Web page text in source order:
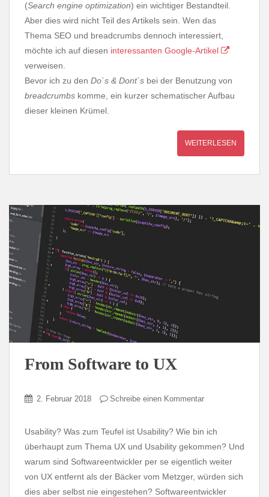
(Search engine optimization) ein wichtiger Bestandteil.
Aber dies wird nicht Teil des Artikels sein. Wen das
Thema SEO und breadcrumbs dennoch interessiert,
möchte ich auf diesen interessanten Google-Artikel
verweisen.
Bevor ich zu den Do`s & Dont`s bei der Benutzung von
breadcrumbs komme, ein kurzer schematischer Aufbau
dieser kleinen Krümel.
WEITERLESEN
From Software to UX
2. Februar 2018 Schreibe einen Kommentar
Usability? Was zum Teufel ist Usability? Wie bin ich
überhaupt zum Thema UX und Usability gekommen? Und
warum sind Softwareentwickler per se eigentlich weiter
von UX entfernt als der Bäcker vom Metzger, würden sich
dies aber selbst nie eingestehen? Softwareentwickler